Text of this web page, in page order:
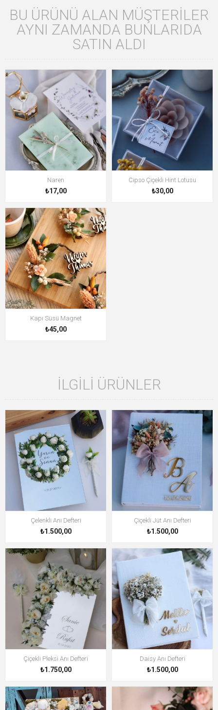
BU ÜRÜNÜ ALAN MÜŞTERILER
AYNI ZAMANDA BUNLARIDA
SATIN ALDI
Naren
₺17,00
Cipso Çiçekli Hint Lotusu
₺30,00
Kapı Süsü Magnet
₺45,00
İLGILI ÜRÜNLER
Çelenkli Anı Defteri
₺1.500,00
Çiçekli Jüt Anı Defteri
₺1.500,00
Çiçekli Pleksi Anı Defteri
₺1.750,00
Daisy Anı Defteri
₺1.500,00